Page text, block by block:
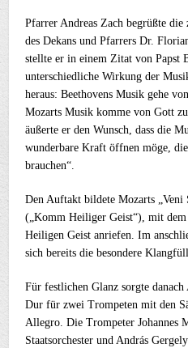
Pfarrer Andreas Zach begrüßte
des Dekans und Pfarrers Dr.
stellte er in einem Zitat von Papst
unterschiedliche Wirkung der
heraus: Beethovens Musik gehe
Mozarts Musik komme von Gott
äußerte er den Wunsch, dass die
wunderbare Kraft öffnen möge,
brauchen“.
Den Auftakt bildete Mozarts
(„Komm Heiliger Geist“), mit
Heiligen Geist anriefen. Im
sich bereits die besondere
Für festlichen Glanz sorgte
Dur für zwei Trompeten mit den
Allegro. Die Trompeter Johannes
Staatsorchester und András